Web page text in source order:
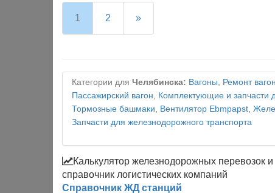
1 2 »
Категории для Челябинска: Вагоны, Ремонт
Пассажирский вагон, Комплектующие и запчасти
Тормозные башмаки, Вентилятор Ebmpapst,
Запчасти для железнодорожного транспорта
Калькулятор железнодорожных перевозок и
справочник логистических компаний
Справочник ЖД станций